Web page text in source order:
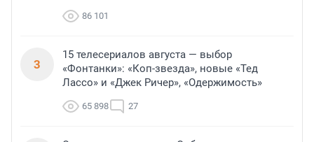
86 101
3
15 телесериалов августа — выбор
«Фонтанки»: «Коп-звезда», новые «Тед
Лассо» и «Джек Ричер», «Одержимость»
65 898 27